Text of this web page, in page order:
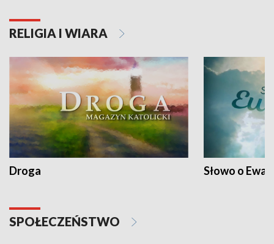
RELIGIA I WIARA
Droga Słowo o
SPOŁECZEŃSTWO